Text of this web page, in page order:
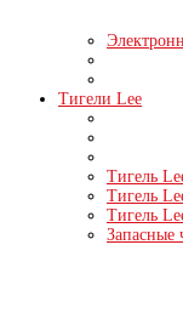
Тигели Lee
Тигель
Тигель
Тигель
Запасные